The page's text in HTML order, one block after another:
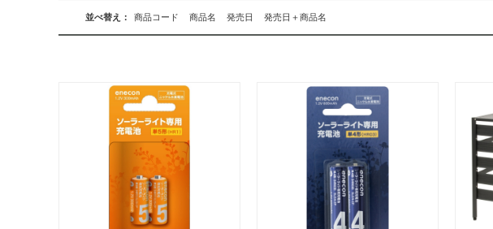
並べ替え： 商品コード 商品名 発売日 発売日＋商品名